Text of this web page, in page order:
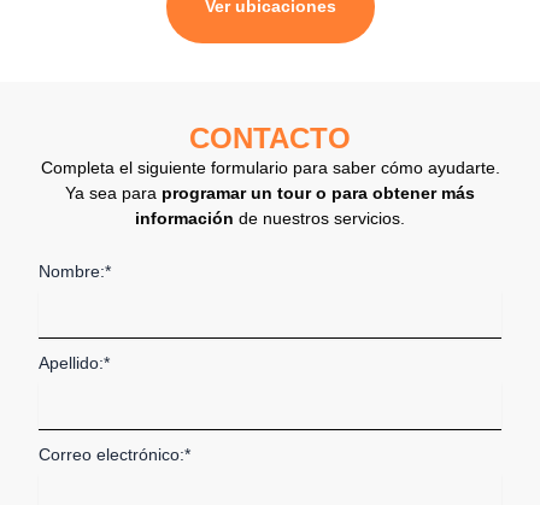
Ver ubicaciones
CONTACTO
Completa el siguiente formulario para saber cómo ayudarte.
Ya sea para programar un tour o para obtener más
información de nuestros servicios.
Nombre:*
Apellido:*
Correo electrónico:*